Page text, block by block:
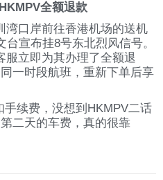
全额退款
湾口岸前往香港机场的送机
宣布挂8号东北烈风信号。
服立即为其办理了全额退
一时段航班，重新下单后享
续费，没想到HKMPV二话
二天的车费，真的很靠